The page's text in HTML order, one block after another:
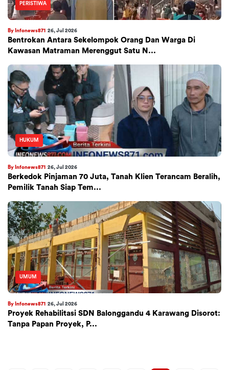
PERISTIWA
By Infonews871 26, Jul 2026
Bentrokan Antara Sekelompok Orang Dan Warga Di
Kawasan Matraman Merenggut Satu N...
HUKUM
By Infonews871 26, Jul 2026
Berkedok Pinjaman 70 Juta, Tanah Klien Terancam Beralih,
Pemilik Tanah Siap Tem...
UMUM
By Infonews871 26, Jul 2026
​Proyek Rehabilitasi SDN Balonggandu 4 Karawang Disorot:
Tanpa Papan Proyek, P...